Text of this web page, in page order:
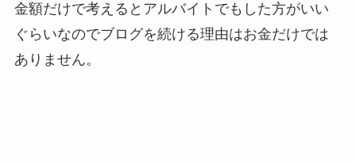
金額だけで考えるとアルバイトでもした方がいい
ぐらいなのでブログを続ける理由はお金だけでは
ありません。